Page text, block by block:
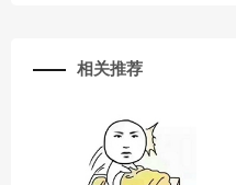
相关推荐